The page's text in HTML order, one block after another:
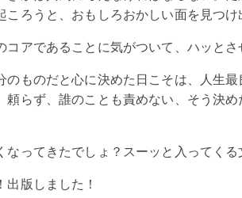
ころうと、おもしろおかしい面を見つけ
コアであることに気がついて、ハッとさ
のものだと心に決めた日こそは、人生
頼らず、誰のことも責めない、そう決
なってきたでしょ？スーッと入ってくる
出版しました！